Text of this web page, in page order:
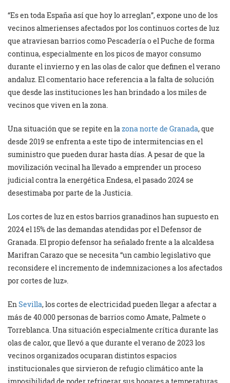
“Es en toda España así que hoy lo arreglan”, expone uno de los
vecinos almerienses afectados por los continuos cortes de luz
que atraviesan barrios como Pescadería o el Puche de forma
continua, especialmente en los picos de mayor consumo
durante el invierno y en las olas de calor que definen el verano
andaluz. El comentario hace referencia a la falta de solución
que desde las instituciones les han brindado a los miles de
vecinos que viven en la zona.
Una situación que se repite en lazona norte de Granada, que
desde 2019 se enfrenta a este tipo de intermitencias en el
suministro que pueden durar hasta días. A pesar de que la
movilización vecinal ha llevado a emprender un proceso
judicial contra la energética Endesa, el pasado 2024 se
desestimaba por parte de la Justicia.
Los cortes de luz en estos barrios granadinos han supuesto en
2024 el 15% de las demandas atendidas por el Defensor de
Granada. El propio defensor ha señalado frente a la alcaldesa
Marifran Carazo que se necesita “un cambio legislativo que
reconsidere el incremento de indemnizaciones a los afectados
por cortes de luz».
EnSevilla, los cortes de electricidad pueden llegar a afectar a
más de 40.000 personas de barrios como Amate, Palmete o
Torreblanca. Una situación especialmente crítica durante las
olas de calor, que llevó a que durante el verano de 2023 los
vecinos organizados ocuparan distintos espacios
institucionales que sirvieron de refugio climático ante la